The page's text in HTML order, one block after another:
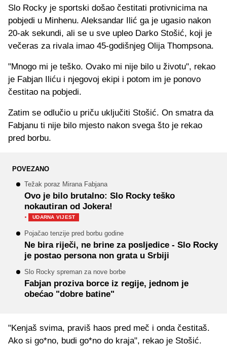
Slo Rocky je sportski došao čestitati protivnicima na
pobjedi u Minhenu. Aleksandar Ilić ga je ugasio nakon
20-ak sekundi, ali se u sve upleo Darko Stošić, koji je
večeras za rivala imao 45-godišnjeg Olija Thompsona.
"Mnogo mi je teško. Ovako mi nije bilo u životu", rekao
je Fabjan Iliću i njegovoj ekipi i potom im je ponovo
čestitao na pobjedi.
Zatim se odlučio u priču uključiti Stošić. On smatra da
Fabjanu ti nije bilo mjesto nakon svega što je rekao
pred borbu.
POVEZANO
Težak poraz Mirana Fabjana
Ovo je bilo brutalno: Slo Rocky teško
nokautiran od Jokera!
· UDARNA VIJEST
Pojačao tenzije pred borbu godine
Ne bira riječi, ne brine za posljedice - Slo Rocky
je postao persona non grata u Srbiji
Slo Rocky spreman za nove borbe
Fabjan proziva borce iz regije, jednom je
obećao "dobre batine"
"Kenjaš svima, praviš haos pred meč i onda čestitaš.
Ako si go*no, budi go*no do kraja", rekao je Stošić.